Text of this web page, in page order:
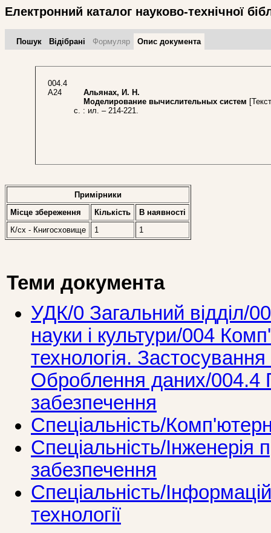
Електронний каталог науково-технічної
Пошук Відібрані Формуляр Опис документа
004.4
А24
Альянах, И. Н.
Моделирование вычислительных систем
с. : ил. – 214-221.
Примірники
Місце збереження
Кількість
В наявностi
К/сх - Книгосховище
1 1
Теми документа
УДК/0 Загальний вiддiл/
науки i культури/004
технологія.
Оброблення даних/004.4
забезпечення
Спеціальність/
Спеціальність/Інженерія
забезпечення
Спеціальність/
технології